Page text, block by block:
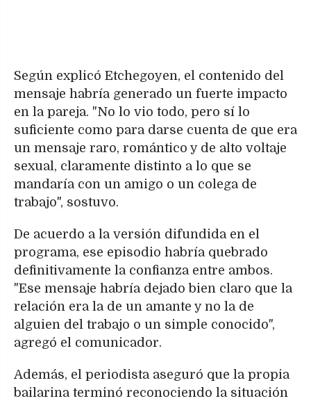
Según explicó Etchegoyen, el contenido del
mensaje habría generado un fuerte impacto
en la pareja. "No lo vio todo, pero sí lo
suficiente como para darse cuenta de que era
un mensaje raro, romántico y de alto voltaje
sexual, claramente distinto a lo que se
mandaría con un amigo o un colega de
trabajo", sostuvo.
De acuerdo a la versión difundida en el
programa, ese episodio habría quebrado
definitivamente la confianza entre ambos.
"Ese mensaje habría dejado bien claro que la
relación era la de un amante y no la de
alguien del trabajo o un simple conocido",
agregó el comunicador.
Además, el periodista aseguró que la propia
bailarina terminó reconociendo la situación